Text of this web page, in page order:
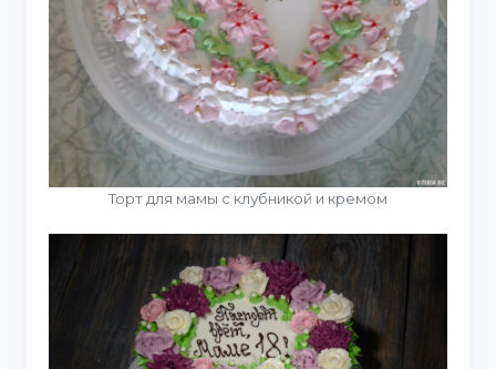
Торт для мамы с клубникой и кремом